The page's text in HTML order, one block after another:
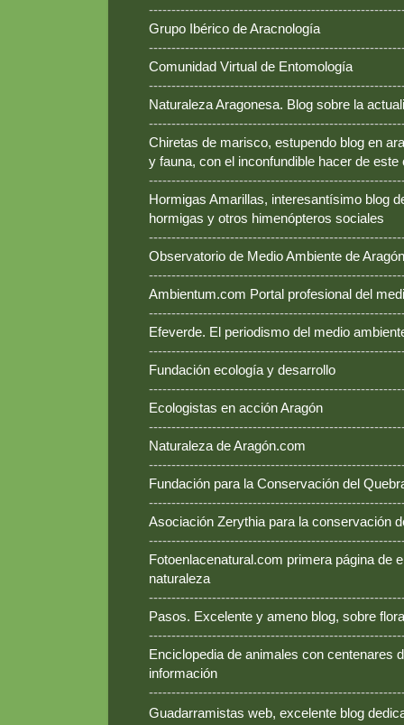
Grupo Ibérico de Aracnología
Comunidad Virtual de Entomología
Naturaleza Aragonesa. Blog sobre la
Chiretas de marisco, estupendo blog en
y fauna, con el inconfundible hacer de este
Hormigas Amarillas, interesantísimo blog
hormigas y otros himenópteros sociales
Observatorio de Medio Ambiente de Aragón
Ambientum.com Portal profesional del
Efeverde. El periodismo del medio
Fundación ecología y desarrollo
Ecologistas en acción Aragón
Naturaleza de Aragón.com
Fundación para la Conservación del
Asociación Zerythia para la conservación
Fotoenlacenatural.com primera página de
naturaleza
Pasos. Excelente y ameno blog, sobre
Enciclopedia de animales con centenares
información
Guadarramistas web, excelente blog